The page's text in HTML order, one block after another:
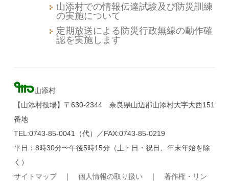
山添村での情報伝達試験及び防災訓練
の実施について
定期放送による防災行政無線の動作確
認を実施します
山添村
【山添村役場】〒630-2344 奈良県山辺郡山添村大字大西151
番地
TEL:0743-85-0041（代）／FAX:0743-85-0219
平日：8時30分〜午後5時15分（土・日・祝日、年末年始を除
く）
サイトマップ｜個人情報の取り扱い ｜著作権・リン